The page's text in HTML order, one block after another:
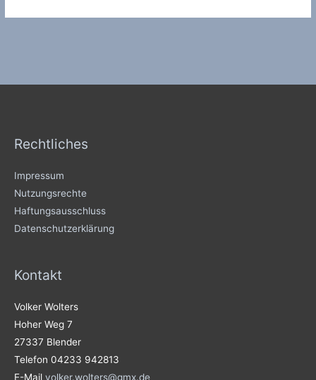
Rechtliches
Impressum
Nutzungsrechte
Haftungsausschluss
Datenschutzerklärung
Kontakt
Volker Wolters
Hoher Weg 7
27337 Blender
Telefon 04233 942813
E-Mail volker.wolters@gmx.de